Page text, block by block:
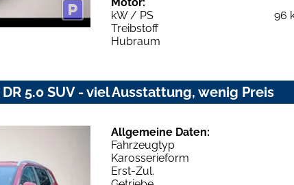
kW / PS
96
Treibstoff
Hubraum
5.0 SUV - viel Ausstattung, wenig Preis
Allgemeine Daten:
Fahrzeugtyp
Karosserieform
Erst-Zul.